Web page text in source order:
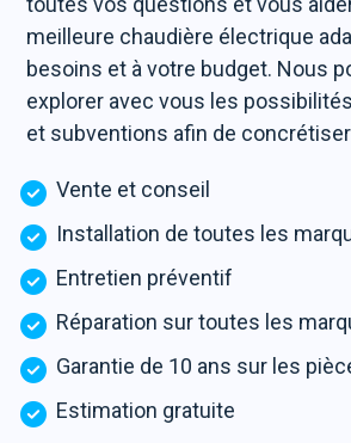
meilleure chaudière électrique
besoins et à votre budget. Nous
explorer avec vous les
et subventions afin de
Vente et conseil
Installation de toutes les
Entretien préventif
Réparation sur toutes les
Garantie de 10 ans sur les
Estimation gratuite